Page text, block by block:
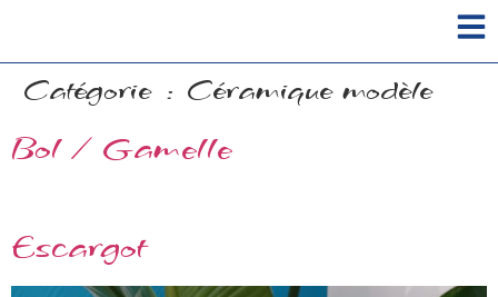
Catégorie : Céramique modèle
Bol / Gamelle
Escargot